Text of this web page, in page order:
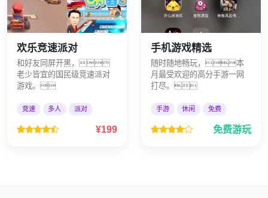
欢乐竞速派对
和好友同屏开黑，
老少皆宜的国民级竞速派对
游戏。
竞速 多人 派对
¥199
手机游戏精选
随时随地畅玩，本
月最受欢迎的高分手游一网
打尽。
手游 休闲 免费
免费游玩